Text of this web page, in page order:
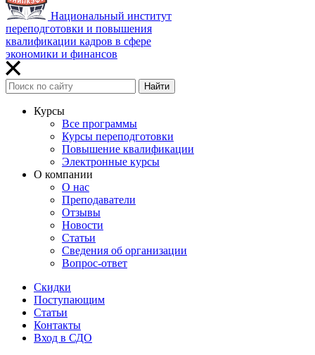
Национальный институт
переподготовки и повышения
квалификации кадров в сфере
экономики и финансов
Найти
Курсы
Все программы
Курсы переподготовки
Повышение квалификации
Электронные курсы
О компании
О нас
Преподаватели
Отзывы
Новости
Статьи
Сведения об организации
Вопрос-ответ
Скидки
Поступающим
Статьи
Контакты
Вход в СДО